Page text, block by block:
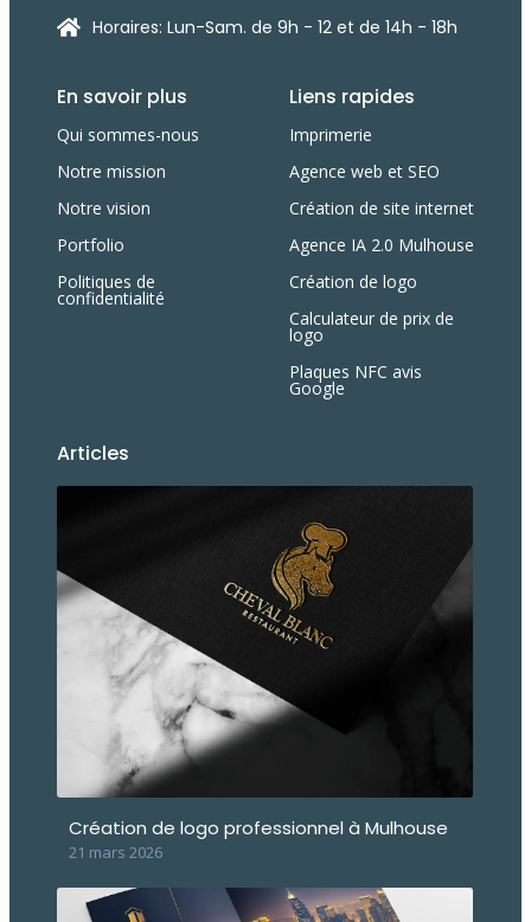
Horaires: Lun-Sam. de 9h - 12 et de 14h - 18h
En savoir plus
Qui sommes-nous
Notre mission
Notre vision
Portfolio
Politiques de
confidentialité
Liens rapides
Imprimerie
Agence web et SEO
Création de site internet
Agence IA 2.0 Mulhouse
Création de logo
Calculateur de prix de
logo
Plaques NFC avis
Google
Articles
Création de logo professionnel à Mulhouse
21 mars 2026